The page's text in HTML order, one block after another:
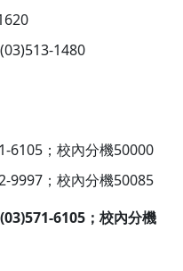
1480
6105；校內分機50000
9997；校內分機50085
6105；校內分機